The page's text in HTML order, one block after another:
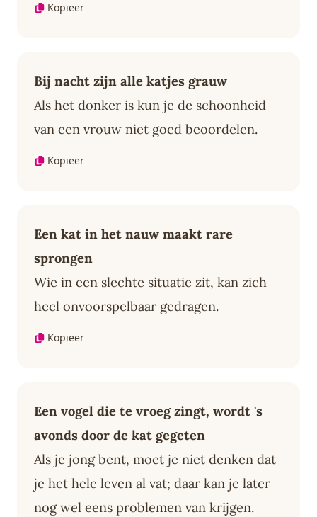
Kopieer
Bij nacht zijn alle katjes grauw
Als het donker is kun je de schoonheid
van een vrouw niet goed beoordelen.
Kopieer
Een kat in het nauw maakt rare
sprongen
Wie in een slechte situatie zit, kan zich
heel onvoorspelbaar gedragen.
Kopieer
Een vogel die te vroeg zingt, wordt 's
avonds door de kat gegeten
Als je jong bent, moet je niet denken dat
je het hele leven al vat; daar kan je later
nog wel eens problemen van krijgen.